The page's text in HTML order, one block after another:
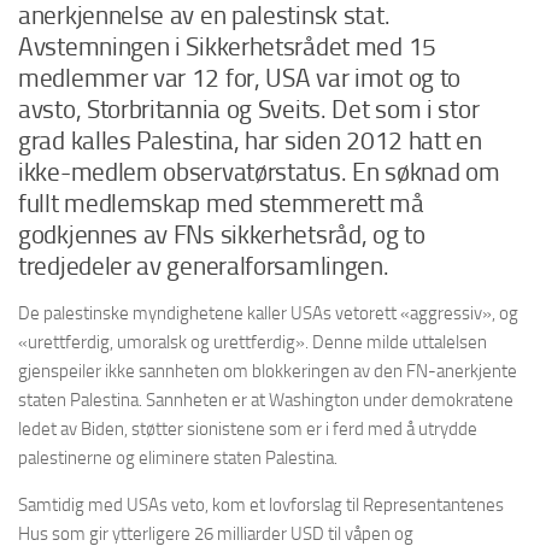
anerkjennelse av en palestinsk stat.
Avstemningen i Sikkerhetsrådet med 15
medlemmer var 12 for, USA var imot og to
avsto, Storbritannia og Sveits. Det som i stor
grad kalles Palestina, har siden 2012 hatt en
ikke-medlem observatørstatus. En søknad om
fullt medlemskap med stemmerett må
godkjennes av FNs sikkerhetsråd, og to
tredjedeler av generalforsamlingen.
De palestinske myndighetene kaller USAs vetorett «aggressiv», og
«urettferdig, umoralsk og urettferdig». Denne milde uttalelsen
gjenspeiler ikke sannheten om blokkeringen av den FN-anerkjente
staten Palestina. Sannheten er at Washington under demokratene
ledet av Biden, støtter sionistene som er i ferd med å utrydde
palestinerne og eliminere staten Palestina.
Samtidig med USAs veto, kom et lovforslag til Representantenes
Hus som gir ytterligere 26 milliarder USD til våpen og